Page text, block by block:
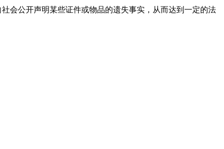
会公开声明某些证件或物品的遗失事实，从而达到一定的法